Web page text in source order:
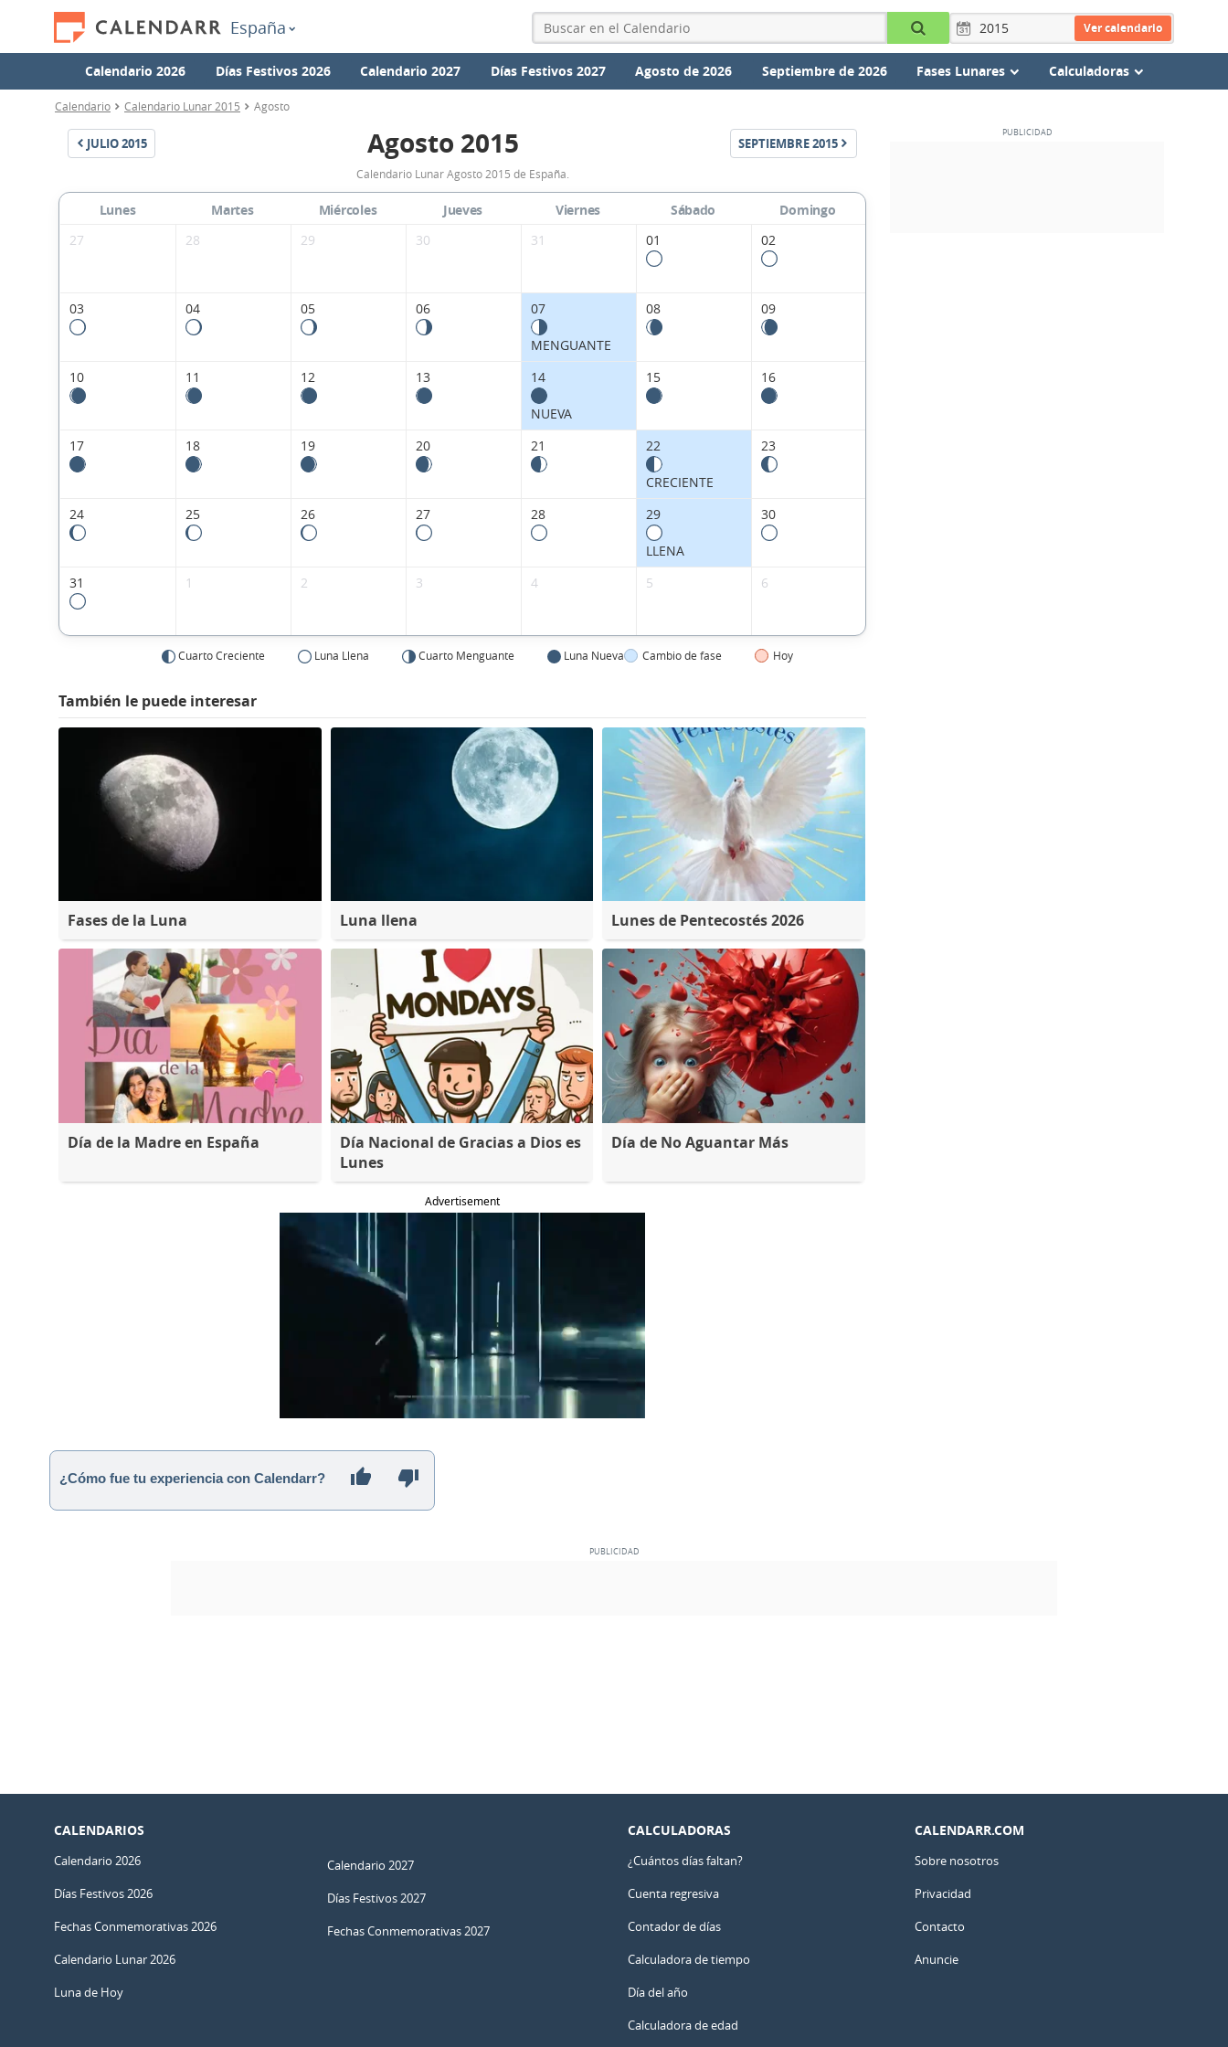
España Ver calendario
Calendario 2026 Días Festivos 2026 Calendario 2027 Días Festivos 2027 Agosto de 2026 Septiembre de 2026 Fases Lunares Calculadoras
Calendario Calendario Lunar 2015 Agosto
JULIO2015
Calendario
Lunar
Agosto
España.
Agosto 2015 SEPTIEMBRE2015
Calendario Lunar Agosto 2015 de España.
Lunes Martes Miércoles Jueves Viernes Sábado
Domingo
27
28 29 30 31 01 02
03 04 05 06 07
MENGUANTE
08 09
10 11 12 13 14
NUEVA
15 16
17 18 19 20 21 22
CRECIENTE
23
24 25 26 27 28 29
LLENA
30
31 1 2 3 4 5 6
Cuarto Creciente Luna Llena Cuarto Menguante Luna Nueva Cambio de fase Hoy
También le puede interesar
Fases de la Luna Luna llena Lunes de Pentecostés 2026
Día de la Madre en España
Día Nacional de Gracias a Dios es
Lunes
Día de No Aguantar Más
Advertisement
¿Cómo fue tu experiencia con Calendarr?
CALENDARIOS
Calendario 2026
Días Festivos 2026
Fechas Conmemorativas 2026
Calendario Lunar 2026
Luna de Hoy
Calendario 2027
Días Festivos 2027
Fechas Conmemorativas 2027
CALCULADORAS
¿Cuántos días faltan?
Cuenta regresiva
Contador de días
Calculadora de tiempo
Día del año
Calculadora de edad
CALENDARR.COM
Sobre nosotros
Privacidad
Contacto
Anuncie